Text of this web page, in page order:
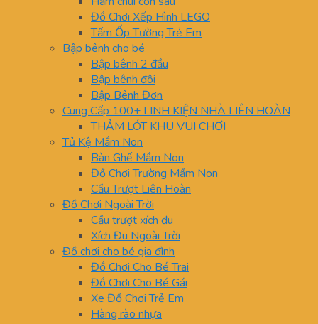
Đồ Chơi Xếp Hình LEGO
Tấm Ốp Tường Trẻ Em
Bập bênh cho bé
Bập bênh 2 đầu
Bập bênh đôi
Bập Bênh Đơn
Cung Cấp 100+ LINH KIỆN NHÀ LIÊN HOÀN
THẢM LÓT KHU VUI CHƠI
Tủ Kệ Mầm Non
Bàn Ghế Mầm Non
Đồ Chơi Trường Mầm Non
Cầu Trượt Liên Hoàn
Đồ Chơi Ngoài Trời
Cầu trượt xích đu
Xích Đu Ngoài Trời
Đồ chơi cho bé gia đình
Đồ Chơi Cho Bé Trai
Đồ Chơi Cho Bé Gái
Xe Đồ Chơi Trẻ Em
Hàng rào nhựa